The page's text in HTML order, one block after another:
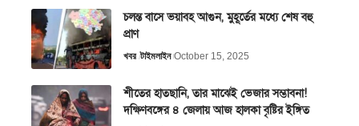
চলন্ত বাসে ভয়াবহ আগুন, মুহূর্তের মধ্যে শেষ বহু
প্রাণ
খবর টাইমলাইন October 15, 2025
শীতের হাতছানি, তার মাঝেই ভেজার সম্ভাবনা!
দক্ষিণবঙ্গের ৪ জেলায় আজ হালকা বৃষ্টির ইঙ্গিত